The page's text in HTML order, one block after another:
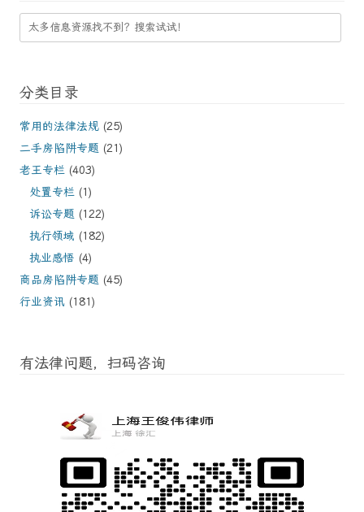
分类目录
常用的法律法规 (25)
二手房陷阱专题 (21)
老王专栏 (403)
处置专栏 (1)
诉讼专题 (122)
执行领域 (182)
执业感悟 (4)
商品房陷阱专题 (45)
行业资讯 (181)
有法律问题，扫码咨询